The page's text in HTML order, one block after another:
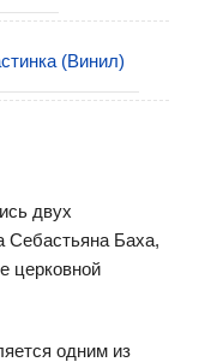
(Винил)
двух
Себастьяна Баха,
церковной
одним из